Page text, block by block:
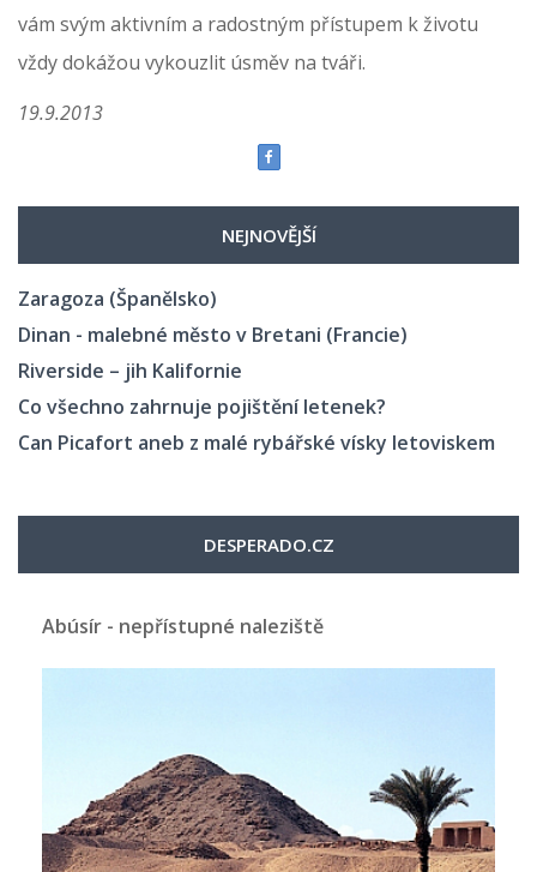
vám svým aktivním a radostným přístupem k životu
vždy dokážou vykouzlit úsměv na tváři.
19.9.2013
NEJNOVĚJŠÍ
Zaragoza (Španělsko)
Dinan - malebné město v Bretani (Francie)
Riverside – jih Kalifornie
Co všechno zahrnuje pojištění letenek?
Can Picafort aneb z malé rybářské vísky letoviskem
DESPERADO.CZ
Abúsír - nepřístupné naleziště